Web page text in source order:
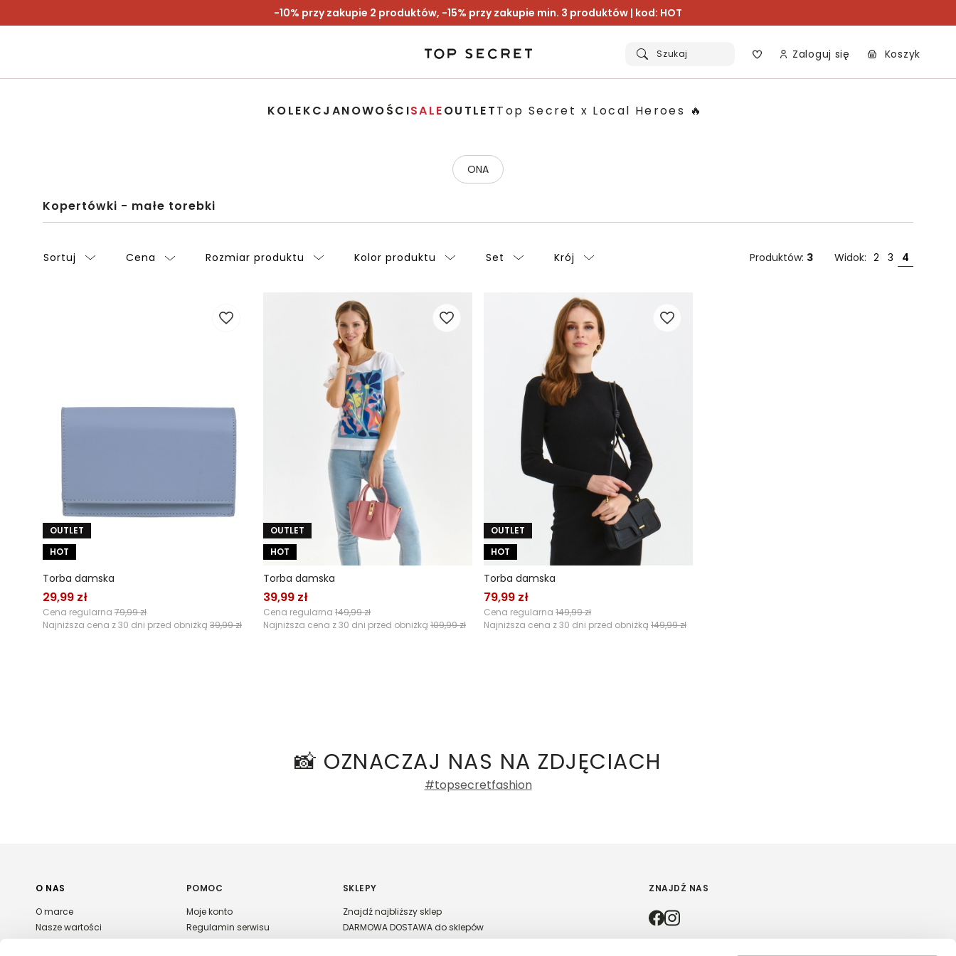
-10% przy zakupie 2 produktów, -15% przy zakupie min. 3 produktów | kod: HOT
Szukaj Zaloguj się Koszyk
KOLEKCJANOWOŚCISALEOUTLETTop Secret x Local Heroes 🔥
ONA
Kopertówki - małe torebki
Sortuj Cena Rozmiar produktu Kolor produktu Set Krój Produktów: 3 Widok: 2 3 4
OUTLET
HOT
Torba damska
29,99 zł
Cena regularna 79,99 zł
Najniższa cena z 30 dni przed obniżką 39,99 zł
OUTLET
HOT
Torba damska
39,99 zł
Cena regularna 149,99 zł
Najniższa cena z 30 dni przed obniżką 109,99 zł
OUTLET
HOT
Torba damska
79,99 zł
Cena regularna 149,99 zł
Najniższa cena z 30 dni przed obniżką 149,99 zł
📸 OZNACZAJ NAS NA ZDJĘCIACH
#topsecretfashion
ZNAJDŹ NAS
O NAS
O marce
Nasze wartości
POMOC
Moje konto
Regulamin serwisu
SKLEPY
Znajdź najbliższy sklep
DARMOWA DOSTAWA do sklepów